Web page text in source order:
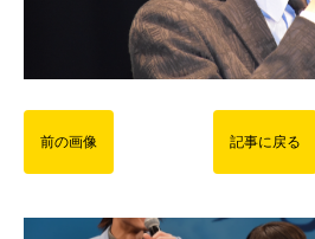
前の画像 記事に戻る